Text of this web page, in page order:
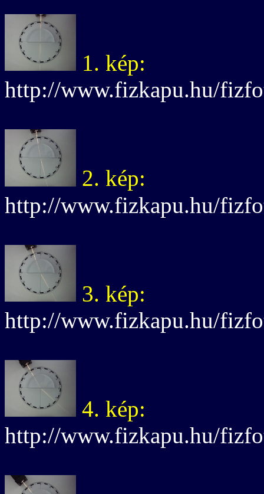
1. kép:
http://www.fizkapu.hu/
2. kép:
http://www.fizkapu.hu/
3. kép:
http://www.fizkapu.hu/
4. kép:
http://www.fizkapu.hu/